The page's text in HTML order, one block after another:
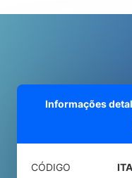
Informações
CÓDIGO